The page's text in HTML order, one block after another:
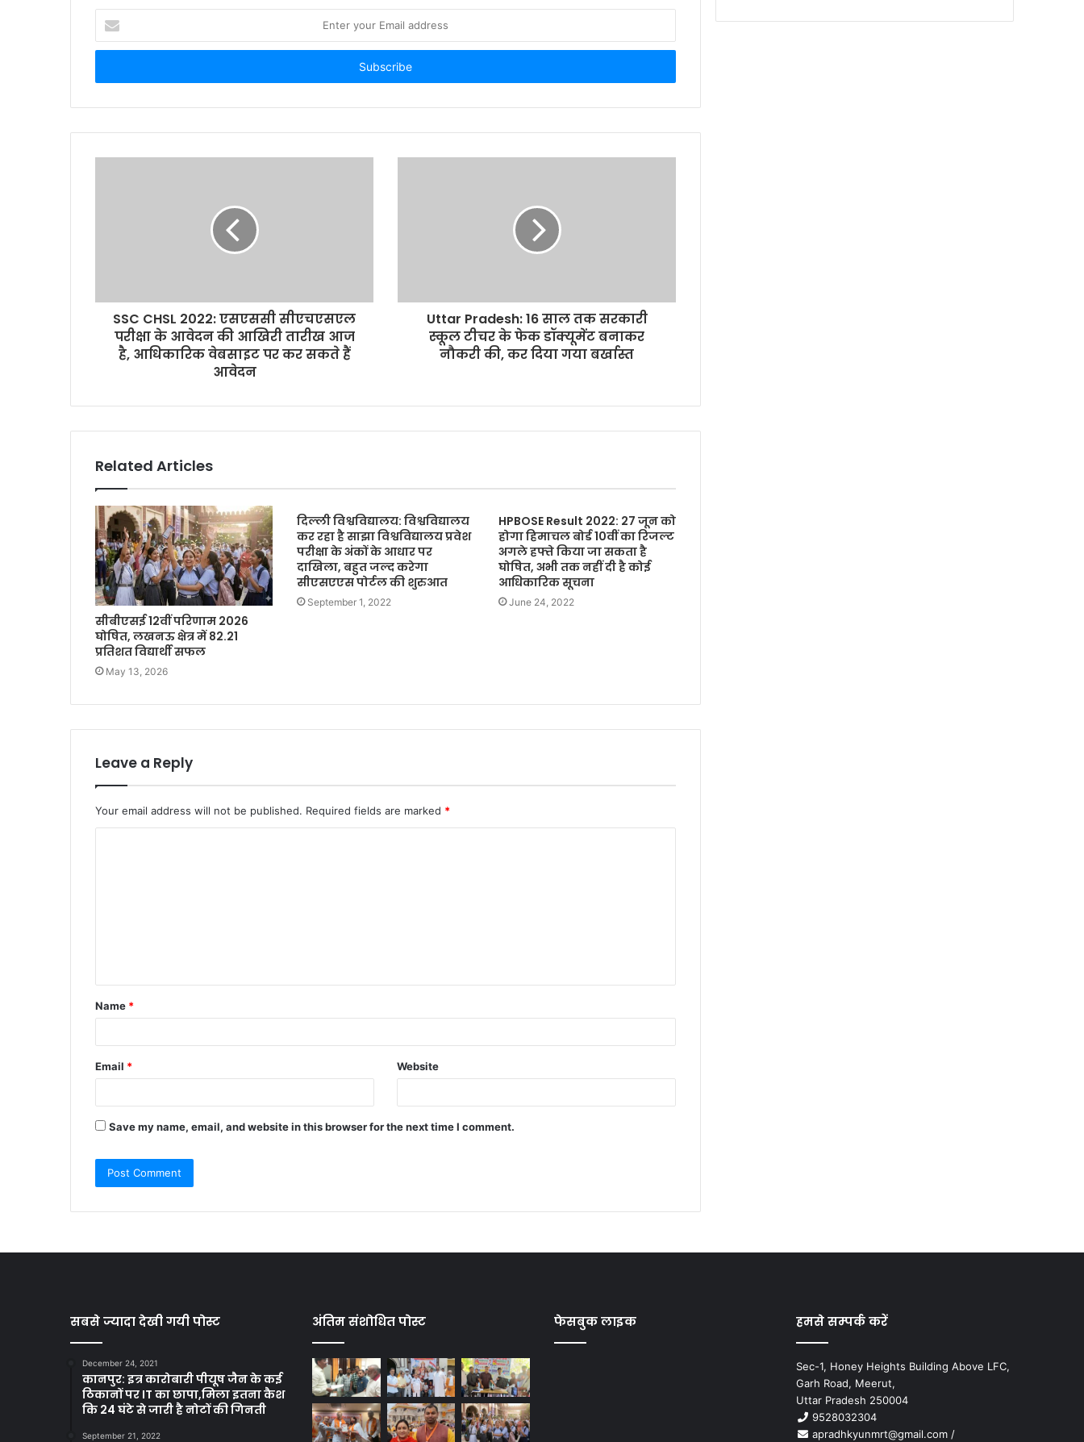
t
r
u
r
SSC CHSL 2022: एसएससी सीएचएसएल
परीक्षा के आवेदन की आखिरी तारीख आज
है, आधिकारिक वेबसाइट पर कर सकते हैं
आवेदन
Uttar Pradesh: 16 साल तक सरकारी
स्‍कूल टीचर के फेक डॉक्यूमेंट बनाकर
नौकरी की, कर दिया गया बर्खास्त
Related Articles
सीबीएसई 12वीं परिणाम 2026
घोषित, लखनऊ क्षेत्र में 82.21
प्रतिशत विद्यार्थी सफल
May 13, 2026
दिल्ली विश्वविद्यालय: विश्वविद्यालय
कर रहा है साझा विश्वविद्यालय प्रवेश
परीक्षा के अंकों के आधार पर
दाखिला, बहुत जल्द करेगा
सीएसएएस पोर्टल की शुरुआत
September 1, 2022
HPBOSE Result 2022: 27 जून को
होगा हिमाचल बोर्ड 10वीं का रिजल्ट
अगले हफ्ते किया जा सकता है
घोषित, अभी तक नहीं दी है कोई
आधिकारिक सूचना
June 24, 2022
Leave a Reply
Your email address will not be published. Required fields are marked *
t
*
Name *
Email * Website
Save my name, email, and website in this browser for the next time I comment.
सबसे ज्यादा देखी गयी पोस्ट
December 24, 2021
कानपुर: इत्र कारोबारी पीयूष जैन के कई
ठिकानों पर IT का छापा,मिला इतना कैश
कि 24 घंटे से जारी है नोटों की गिनती
September 21, 2022
अंतिम संशोधित पोस्ट फेसबुक लाइक हमसे सम्पर्क करें
Sec-1, Honey Heights Building Above LFC,
Garh Road, Meerut,
Uttar Pradesh 250004
9528032304
apradhkyunmrt@gmail.com /